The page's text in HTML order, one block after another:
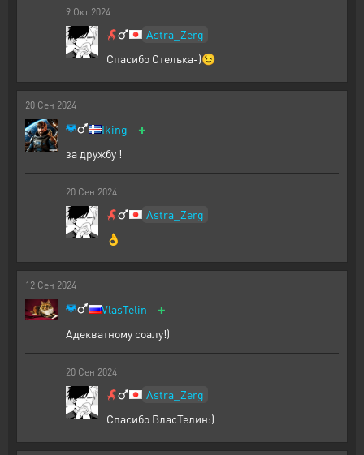
9 Окт 2024
Astra_Zerg
Спасибо Стелька-)😉
20 Сен 2024
Iking +
за дружбу !
20 Сен 2024
Astra_Zerg
👌
12 Сен 2024
VlasTelin +
Адекватному соалу!)
20 Сен 2024
Astra_Zerg
Спасибо ВласТелин:)